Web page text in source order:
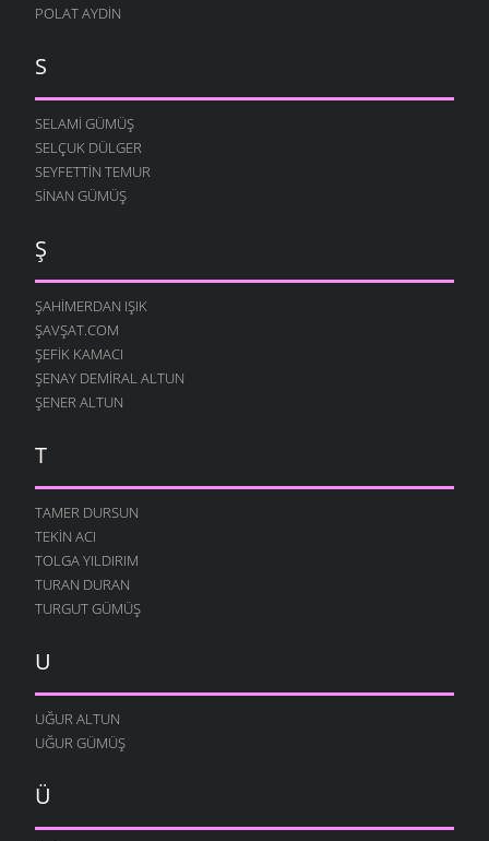
POLAT AYDIN
S
SELAMI GÜMÜŞ
SELÇUK DÜLGER
SEYFETTIN TEMUR
SINAN GÜMÜŞ
Ş
ŞAHIMERDAN IŞIK
ŞAVŞAT.COM
ŞEFIK KAMACI
ŞENAY DEMIRAL ALTUN
ŞENER ALTUN
T
TAMER DURSUN
TEKIN ACI
TOLGA YILDIRIM
TURAN DURAN
TURGUT GÜMÜŞ
U
UĞUR ALTUN
UĞUR GÜMÜŞ
Ü